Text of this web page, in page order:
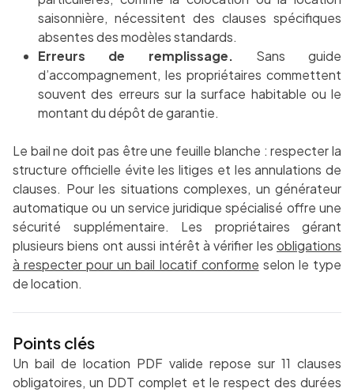
saisonnière, nécessitent des clauses spécifiques
absentes des modèles standards.
Erreurs de remplissage. Sans guide
d’accompagnement, les propriétaires commettent
souvent des erreurs sur la surface habitable ou le
montant du dépôt de garantie.
Le bail ne doit pas être une feuille blanche : respecter la
structure officielle évite les litiges et les annulations de
clauses. Pour les situations complexes, un générateur
automatique ou un service juridique spécialisé offre une
sécurité supplémentaire. Les propriétaires gérant
plusieurs biens ont aussi intérêt à vérifier les obligations
à respecter pour un bail locatif conforme selon le type
de location.
Points clés
Un bail de location PDF valide repose sur 11 clauses
obligatoires, un DDT complet et le respect des durées